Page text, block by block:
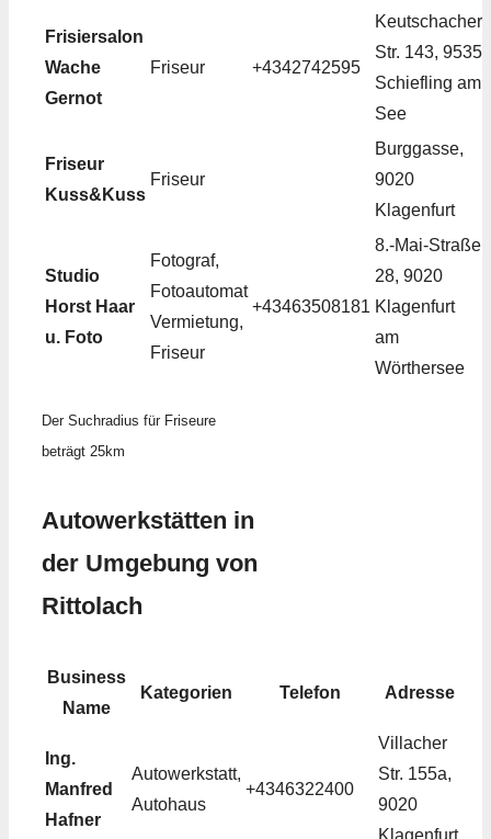
Frisiersalon
Wache
Gernot
Friseur +4342742595
Keutschacher
Str. 143, 9535
Schiefling am
See
Friseur
Kuss&Kuss
Friseur
Burggasse,
9020
Klagenfurt
Studio
Horst Haar
u. Foto
Fotograf,
Fotoautomat
Vermietung,
Friseur
+43463508181
8.-Mai-Straße
28, 9020
Klagenfurt
am
Wörthersee
Der Suchradius für Friseure
beträgt 25km
Autowerkstätten in
der Umgebung von
Rittolach
Business
Name
Kategorien Telefon Adresse
Ing.
Manfred
Hafner
Autowerkstatt,
Autohaus
+4346322400
Villacher
Str. 155a,
9020
Klagenfurt